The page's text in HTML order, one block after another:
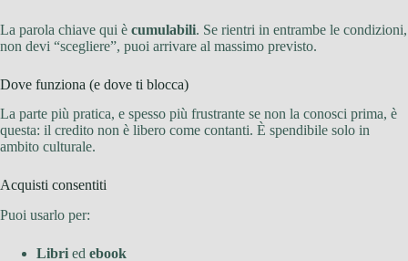
La parola chiave qui è cumulabili. Se rientri in entrambe le condizioni,
non devi “scegliere”, puoi arrivare al massimo previsto.
Dove funziona (e dove ti blocca)
La parte più pratica, e spesso più frustrante se non la conosci prima, è
questa: il credito non è libero come contanti. È spendibile solo in
ambito culturale.
Acquisti consentiti
Puoi usarlo per:
Libri ed ebook